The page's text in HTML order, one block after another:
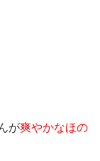
が爽やかなほの